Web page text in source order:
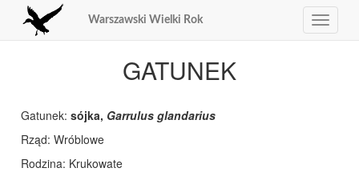
Toggle
Warszawski Wielki Rok
GATUNEK
Gatunek:sójka, Garrulus glandarius
Rząd:
Rodzina: